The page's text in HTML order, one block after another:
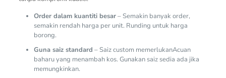
Order dalam kuantiti besar– Semakin banyak order,
semakin rendah harga per unit. Runding untuk harga
borong.
Guna saiz standard – Saiz custom memerlukanAcuan
baharu yang menambah kos. Gunakan saiz sedia ada jika
memungkinkan.